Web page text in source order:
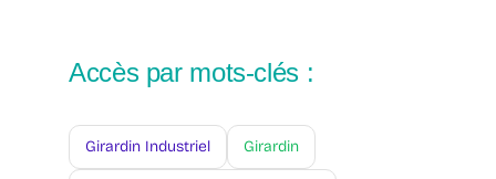
Accès par mots-clés :
Girardin Industriel Girardin